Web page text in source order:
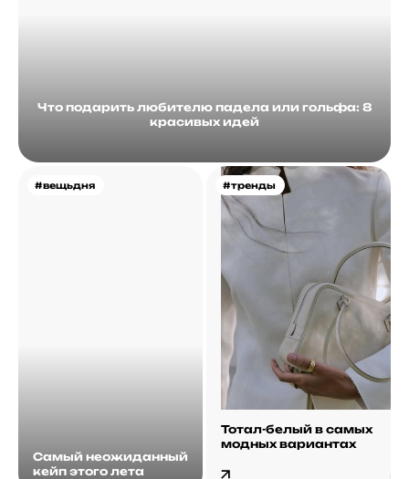
Что подарить любителю падела или гольфа: 8
красивых идей
#вещьдня
Самый неожиданный
кейп этого лета
#тренды
Тотал-белый в самых
модных вариантах